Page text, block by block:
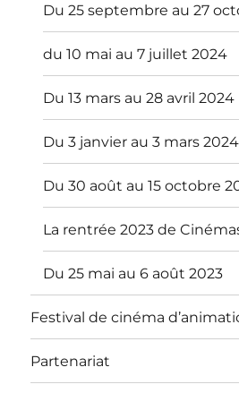
Du 25 septembre au 27
du 10 mai au 7 juillet 2024
Du 13 mars au 28 avril 2024
Du 3 janvier au 3 mars 2024
Du 30 août au 15 octobre
La rentrée 2023 de
Du 25 mai au 6 août 2023
Festival de cinéma
Partenariat